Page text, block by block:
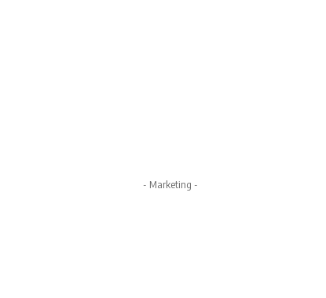
- Marketing -